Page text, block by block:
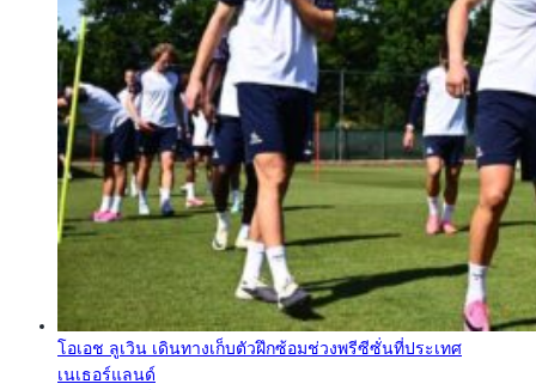
โอเอช ลูเวิน เดินทางเก็บตัวฝึกซ้อมช่วงพรีซีซั่นที่ประเทศ
เนเธอร์แลนด์